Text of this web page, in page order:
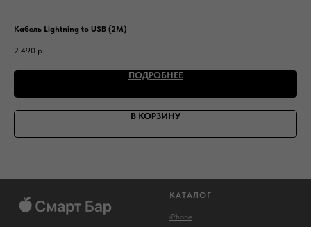
Кабель Lightning to USB (2М)
2 490 р.
ПОДРОБНЕЕ
В КОРЗИНУ
КАТАЛОГ
iPhone